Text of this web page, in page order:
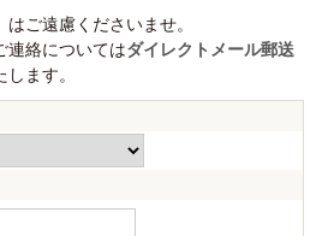
ご遠慮くださいませ。
連絡についてはダイレクトメール郵送
ます。